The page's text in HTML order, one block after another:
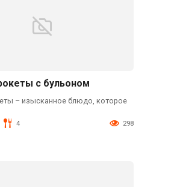
с бульоном
– изысканное блюдо, которое
4 298